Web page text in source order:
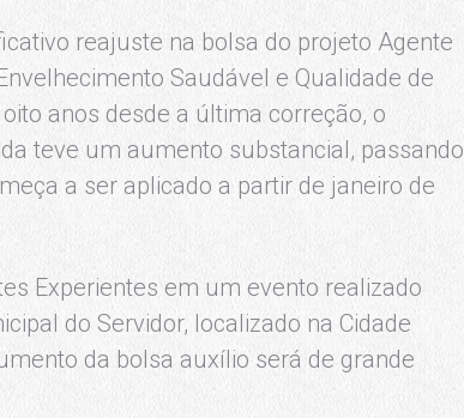
reajuste na bolsa do projeto Agente
Saudável e Qualidade de
anos desde a última correção, o
teve um aumento substancial, passando
a ser aplicado a partir de janeiro de
Experientes em um evento realizado
do Servidor, localizado na Cidade
da bolsa auxílio será de grande